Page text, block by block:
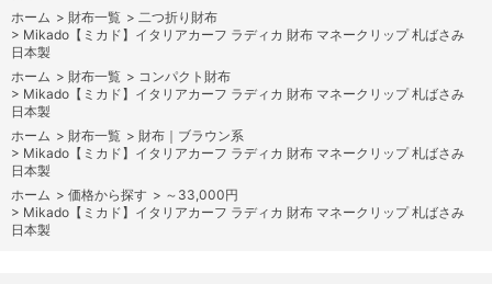
ホーム > 財布一覧 > 二つ折り財布
> Mikado【ミカド】イタリアカーフ ラディカ 財布 マネークリップ 札ばさみ
日本製
ホーム > 財布一覧 > コンパクト財布
> Mikado【ミカド】イタリアカーフ ラディカ 財布 マネークリップ 札ばさみ
日本製
ホーム > 財布一覧 > 財布｜ブラウン系
> Mikado【ミカド】イタリアカーフ ラディカ 財布 マネークリップ 札ばさみ
日本製
ホーム > 価格から探す > ～33,000円
> Mikado【ミカド】イタリアカーフ ラディカ 財布 マネークリップ 札ばさみ
日本製